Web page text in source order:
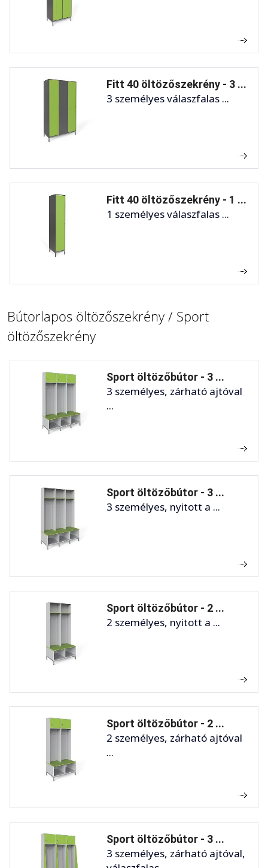
Fitt 40 öltözőszekrény - 3 ...
3 személyes válaszfalas ...
Fitt 40 öltözőszekrény - 1 ...
1 személyes válaszfalas ...
Bútorlapos öltözőszekrény / Sport
öltözőszekrény
Sport öltözőbútor - 3 ...
3 személyes, zárható ajtóval
...
Sport öltözőbútor - 3 ...
3 személyes, nyitott a ...
Sport öltözőbútor - 2 ...
2 személyes, nyitott a ...
Sport öltözőbútor - 2 ...
2 személyes, zárható ajtóval
...
Sport öltözőbútor - 3 ...
3 személyes, zárható ajtóval,